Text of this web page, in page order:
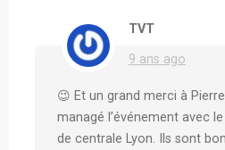
TVT
9 ans ago
😉 Et un grand merci à
managé l’événement avec
de centrale Lyon. Ils sont